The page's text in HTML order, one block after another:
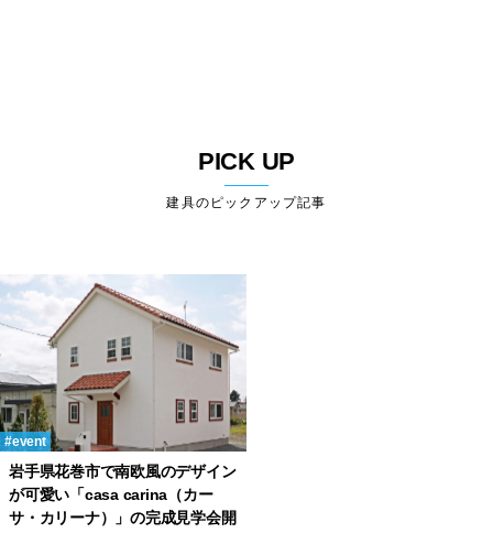
PICK UP
建具のピックアップ記事
event
岩手県花巻市で南欧風のデザイン
が可愛い「casa carina（カー
サ・カリーナ）」の完成見学会開